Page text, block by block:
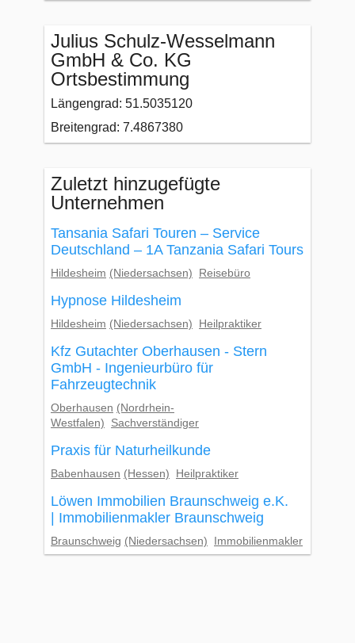
Julius Schulz-Wesselmann
GmbH & Co. KG
Ortsbestimmung
Längengrad: 51.5035120
Breitengrad: 7.4867380
Zuletzt hinzugefügte
Unternehmen
Tansania Safari Touren – Service
Deutschland – 1A Tanzania Safari Tours
Hildesheim (Niedersachsen) Reisebüro
Hypnose Hildesheim
Hildesheim (Niedersachsen) Heilpraktiker
Kfz Gutachter Oberhausen - Stern
GmbH - Ingenieurbüro für
Fahrzeugtechnik
Oberhausen (Nordrhein-
Westfalen)
Sachverständiger
Praxis für Naturheilkunde
Babenhausen (Hessen) Heilpraktiker
Löwen Immobilien Braunschweig e.K.
| Immobilienmakler Braunschweig
Braunschweig (Niedersachsen) Immobilienmakler